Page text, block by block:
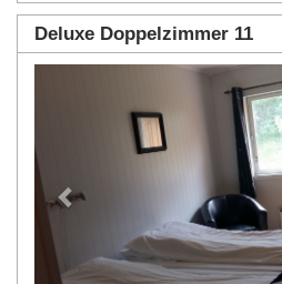
Deluxe Doppelzimmer 11